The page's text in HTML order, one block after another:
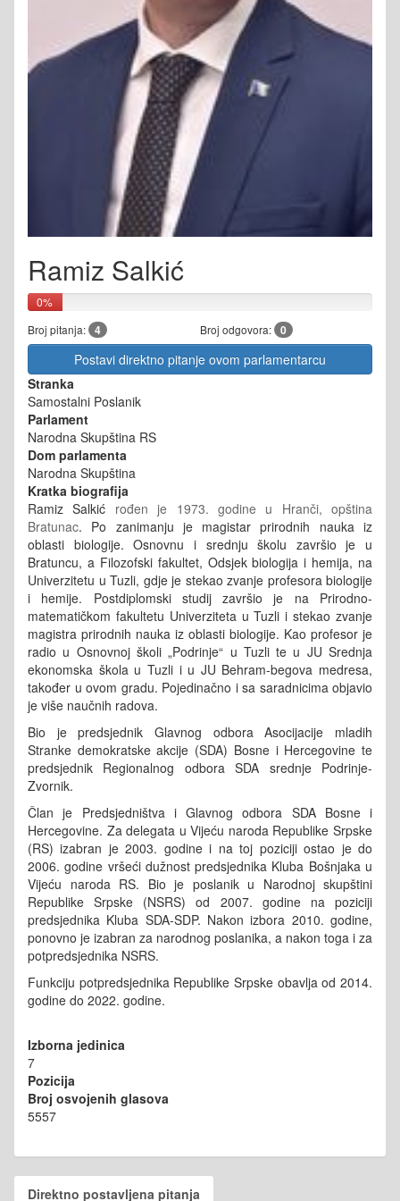
Ramiz Salkić
0%
Broj pitanja: 4 Broj odgovora: 0
Postavi direktno pitanje ovom parlamentarcu
Stranka
Samostalni Poslanik
Parlament
Narodna Skupština RS
Dom parlamenta
Narodna Skupština
Kratka biografija
Ramiz Salkić rođen je 1973. godine u Hranči, opština
Bratunac. Po zanimanju je magistar prirodnih nauka iz
oblasti biologije. Osnovnu i srednju školu završio je u
Bratuncu, a Filozofski fakultet, Odsjek biologija i hemija, na
Univerzitetu u Tuzli, gdje je stekao zvanje profesora biologije
i hemije. Postdiplomski studij završio je na Prirodno-
matematičkom fakultetu Univerziteta u Tuzli i stekao zvanje
magistra prirodnih nauka iz oblasti biologije. Kao profesor je
radio u Osnovnoj školi „Podrinje“ u Tuzli te u JU Srednja
ekonomska škola u Tuzli i u JU Behram-begova medresa,
također u ovom gradu. Pojedinačno i sa saradnicima objavio
je više naučnih radova.
Bio je predsjednik Glavnog odbora Asocijacije mladih
Stranke demokratske akcije (SDA) Bosne i Hercegovine te
predsjednik Regionalnog odbora SDA srednje Podrinje-
Zvornik.
Član je Predsjedništva i Glavnog odbora SDA Bosne i
Hercegovine. Za delegata u Vijeću naroda Republike Srpske
(RS) izabran je 2003. godine i na toj poziciji ostao je do
2006. godine vršeći dužnost predsjednika Kluba Bošnjaka u
Vijeću naroda RS. Bio je poslanik u Narodnoj skupštini
Republike Srpske (NSRS) od 2007. godine na poziciji
predsjednika Kluba SDA-SDP. Nakon izbora 2010. godine,
ponovno je izabran za narodnog poslanika, a nakon toga i za
potpredsjednika NSRS.
Funkciju potpredsjednika Republike Srpske obavlja od 2014.
godine do 2022. godine.
Izborna jedinica
7
Pozicija
Broj osvojenih glasova
5557
Direktno postavljena pitanja